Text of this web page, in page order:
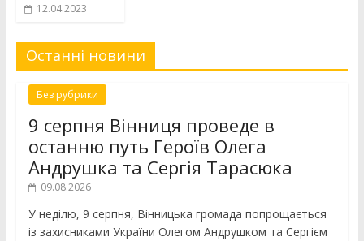
12.04.2023
Останні новини
Без рубрики
9 серпня Вінниця проведе в
останню путь Героїв Олега
Андрушка та Сергія Тарасюка
09.08.2026
У неділю, 9 серпня, Вінницька громада попрощається
із захисниками України Олегом Андрушком та Сергієм